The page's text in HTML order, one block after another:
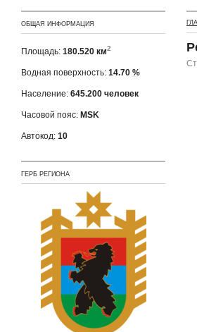
ОБЩАЯ ИНФОРМАЦИЯ
Площадь: 180.520 км2
Водная поверхность: 14.70 %
Население: 645.200 человек
Часовой пояс: MSK
Автокод: 10
ГЕРБ РЕГИОНА